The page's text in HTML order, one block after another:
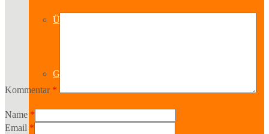
Über uns
Geschichte
Kommentar *
Name *
Email *